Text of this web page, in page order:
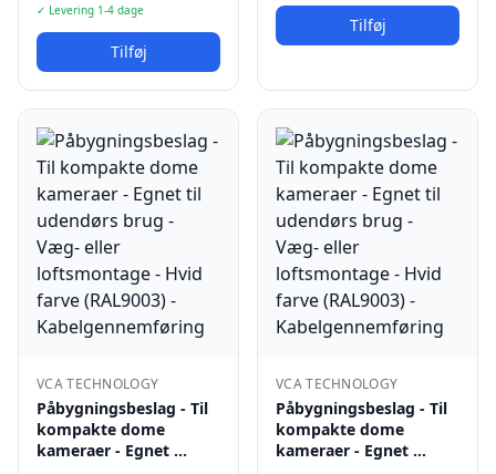
✓ Levering 1-4 dage
Tilføj
Tilføj
VCA TECHNOLOGY
Påbygningsbeslag - Til
kompakte dome
kameraer - Egnet …
VCA TECHNOLOGY
Påbygningsbeslag - Til
kompakte dome
kameraer - Egnet …